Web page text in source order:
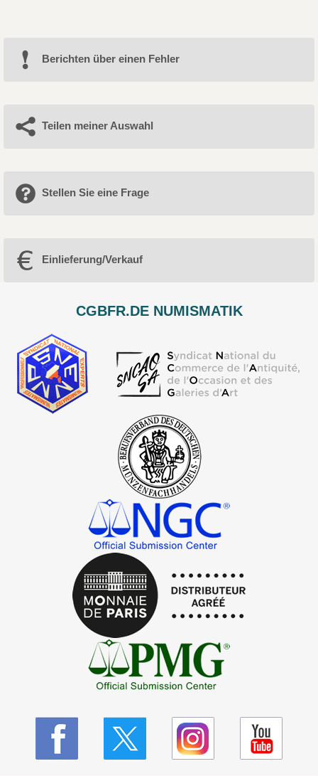
Berichten über einen Fehler
Teilen meiner Auswahl
Stellen Sie eine Frage
Einlieferung/Verkauf
CGBFR.DE NUMISMATIK